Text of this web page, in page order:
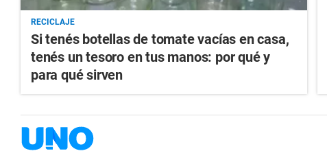
RECICLAJE
Si tenés botellas de tomate vacías en casa,
tenés un tesoro en tus manos: por qué y
para qué sirven